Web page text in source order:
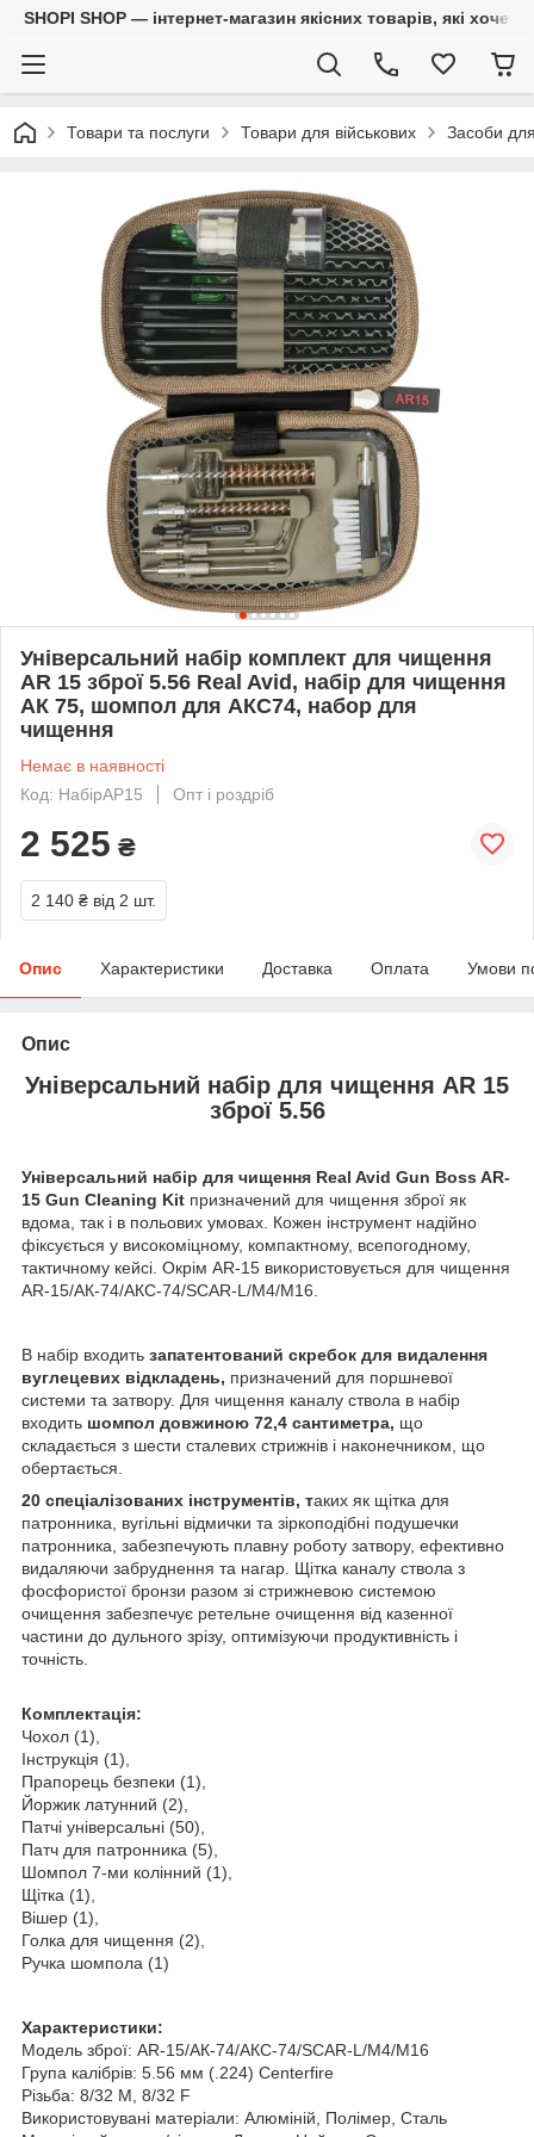
SHOPI SHOP — інтернет-магазин якісних товарів, які
Товари та послуги Товари для військових Засоби
Універсальний набір комплект для чищення
AR 15 зброї 5.56 Real Avid, набір для чищення
АК 75, шомпол для АКС74, набор для
чищення
Немає в наявності
Код: НабірАР15
Опт і роздріб
2 525 ₴
2 140 ₴ від 2 шт.
Опис Характеристики Доставка Оплата Умови
Опис
Універсальний набір для чищення AR 15
зброї 5.56
Універсальний набір для чищення Real Avid Gun Boss AR-
15 Gun Cleaning Kit призначений для чищення зброї як
вдома, так і в польових умовах. Кожен інструмент надійно
фіксується у високоміцному, компактному, всепогодному,
тактичному кейсі. Окрім AR-15 використовується для чищення
AR-15/АК-74/АКС-74/SCAR-L/M4/M16.
В набір входить запатентований скребок для видалення
вуглецевих відкладень, призначений для поршневої
системи та затвору. Для чищення каналу ствола в набір
входить шомпол довжиною 72,4 сантиметра, що
складається з шести сталевих стрижнів і наконечником, що
обертається.
20 спеціалізованих інструментів, таких як щітка для
патронника, вугільні відмички та зіркоподібні подушечки
патронника, забезпечують плавну роботу затвору, ефективно
видаляючи забруднення та нагар. Щітка каналу ствола з
фосфористої бронзи разом зі стрижневою системою
очищення забезпечує ретельне очищення від казенної
частини до дульного зрізу, оптимізуючи продуктивність і
точність.
Комплектація:
Чохол (1),
Інструкція (1),
Прапорець безпеки (1),
Йоржик латунний (2),
Патчі універсальні (50),
Патч для патронника (5),
Шомпол 7-ми колінний (1),
Щітка (1),
Вішер (1),
Голка для чищення (2),
Ручка шомпола (1)
Характеристики:
Модель зброї: AR-15/АК-74/АКС-74/SCAR-L/M4/M16
Група калібрів: 5.56 мм (.224) Centerfire
Різьба: 8/32 M, 8/32 F
Використовувані матеріали: Алюміній, Полімер, Сталь